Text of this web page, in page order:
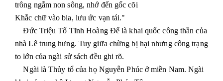
trông ngắm non sông, nhớ đến gốc cõi
Khắc chữ vào bia, lưu ức vạn tái."
Đức Triệu Tổ Tĩnh Hoàng Đế là khai quốc công thần của
nhà Lê trung hưng. Tuy giữa chừng bị hại nhưng công trạng
to lớn của ngài sử sách đều ghi rõ.
Ngài là Thủy tổ của họ Nguyễn Phúc ở miền Nam. Ngài